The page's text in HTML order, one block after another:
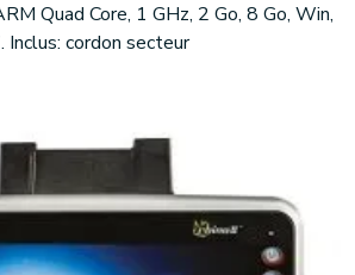
Quad Core, 1 GHz, 2 Go, 8 Go, Win,
cordon secteur